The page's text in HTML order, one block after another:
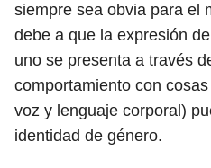
siempre sea obvia para el
debe a que la expresión
uno se presenta a través
comportamiento con
voz y lenguaje corporal)
identidad de género.